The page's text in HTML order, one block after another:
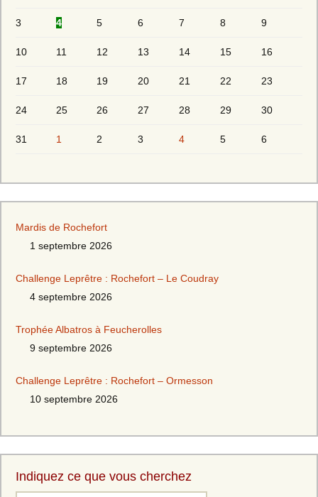
3 4 5 6 7 8 9
10 11 12 13 14 15 16
17 18 19 20 21 22 23
24 25 26 27 28 29 30
31 1 2 3 4 5 6
Mardis de Rochefort
1 septembre 2026
Challenge Leprêtre : Rochefort – Le Coudray
4 septembre 2026
Trophée Albatros à Feucherolles
9 septembre 2026
Challenge Leprêtre : Rochefort – Ormesson
10 septembre 2026
Indiquez ce que vous cherchez